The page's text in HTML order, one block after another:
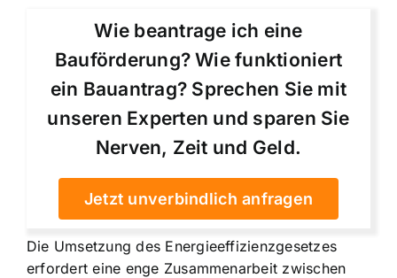
Wie beantrage ich eine
Bauförderung? Wie funktioniert
ein Bauantrag? Sprechen Sie mit
unseren Experten und sparen Sie
Nerven, Zeit und Geld.
Jetzt unverbindlich anfragen
Die Umsetzung des Energieeffizienzgesetzes
erfordert eine enge Zusammenarbeit zwischen